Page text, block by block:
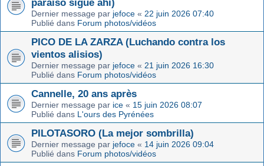
paraíso sigue ahí)
Dernier message par jefoce « 22 juin 2026 07:40
Publié dans Forum photos/vidéos
PICO DE LA ZARZA (Luchando contra los
vientos alisios)
Dernier message par jefoce « 21 juin 2026 16:30
Publié dans Forum photos/vidéos
Cannelle, 20 ans après
Dernier message par ice « 15 juin 2026 08:07
Publié dans L'ours des Pyrénées
PILOTASORO (La mejor sombrilla)
Dernier message par jefoce « 14 juin 2026 09:04
Publié dans Forum photos/vidéos